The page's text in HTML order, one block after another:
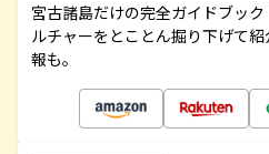
宮古諸島だけの完全ガイドブッ
ルチャーをとことん掘り下げて
報も。